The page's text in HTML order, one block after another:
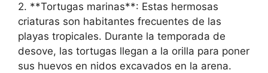
2. **Tortugas marinas**: Estas hermosas
criaturas son habitantes frecuentes de las
playas tropicales. Durante la temporada de
desove, las tortugas llegan a la orilla para poner
sus huevos en nidos excavados en la arena.